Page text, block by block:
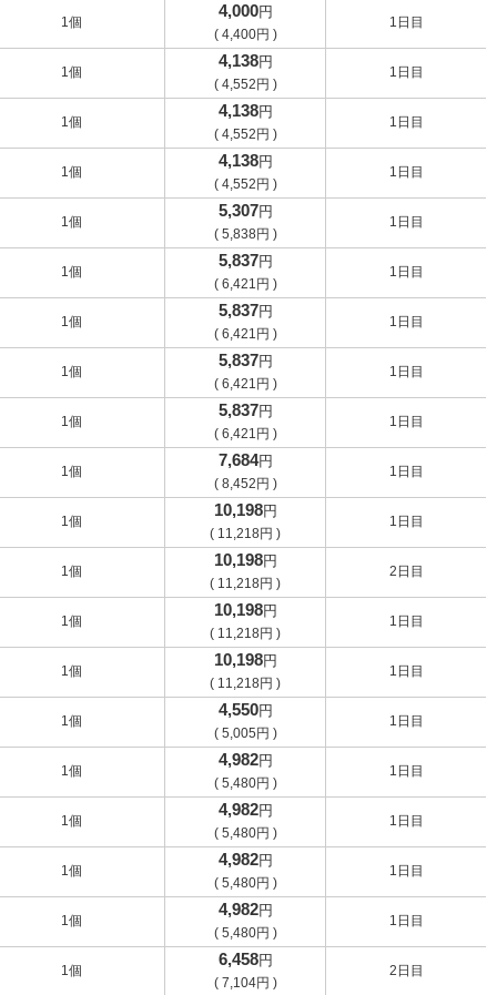
1個
1個
1個
1個
1個
1個
1個
1個
1個
1個
1個
1個
1個
1個
1個
1個
1個
1個
1個
1個
4,000円
( 4,400円 )
1日目
4,138円
( 4,552 円 )
1日目
4,138円
( 4,552 円 )
1日目
4,138円
( 4,552 円 )
1日目
5,307円
( 5,838円 )
1日目
5,837円
( 6,421 円 )
1日目
5,837円
( 6,421 円 )
1日目
5,837円
( 6,421 円 )
1日目
5,837円
( 6,421 円 )
1日目
7,684円
( 8,452 円 )
1日目
10,198円
( 11,218円 )
1日目
10,198円
( 11,218円 )
2日目
10,198円
( 11,218円 )
1日目
10,198円
( 11,218円 )
1日目
4,550円
( 5,005 円 )
1日目
4,982円
( 5,480円 )
1日目
4,982円
( 5,480円 )
1日目
4,982円
( 5,480円 )
1日目
4,982円
( 5,480円 )
1日目
6,458円
( 7,104円 )
2日目